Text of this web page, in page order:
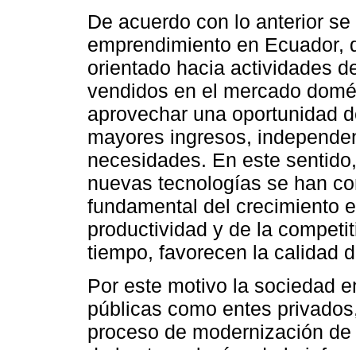
De acuerdo con lo anterior
emprendimiento en Ecuador,
orientado hacia actividades
vendidos en el mercado
aprovechar una oportunidad
mayores ingresos,
necesidades. En este
nuevas tecnologías se han
fundamental del crecimiento
productividad y de la
tiempo, favorecen la calidad
Por este motivo la sociedad
públicas como entes
proceso de modernización